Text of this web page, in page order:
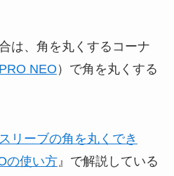
は、角を丸くするコーナ
NEO ）で角を丸くする
スリーブの角を丸くでき
の使い方』で解説している